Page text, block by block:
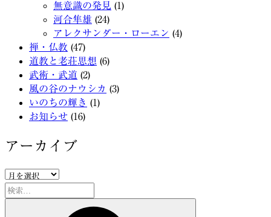
無意識の発見 (1)
河合隼雄 (24)
アレクサンダー・ローエン (4)
禅・仏教 (47)
道教と老荘思想 (6)
武術・武道 (2)
風の谷のナウシカ (3)
いのちの輝き (1)
お知らせ (16)
アーカイブ
ア
ー
カ
検
索: